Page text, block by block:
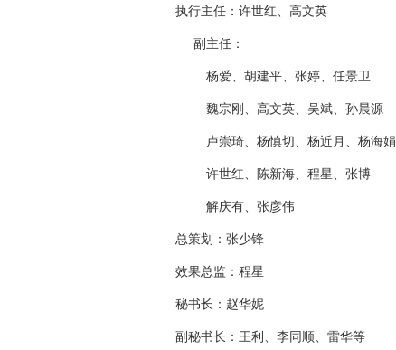
执行主任：许世红、高文英
副主任：
杨爱、胡建平、张婷、任景卫
魏宗刚、高文英、吴斌、孙晨源
卢崇琦、杨慎切、杨近月、杨海娟
许世红、陈新海、程星、张博
解庆有、张彦伟
总策划：张少锋
效果总监：程星
秘书长：赵华妮
副秘书长：王利、李同顺、雷华等